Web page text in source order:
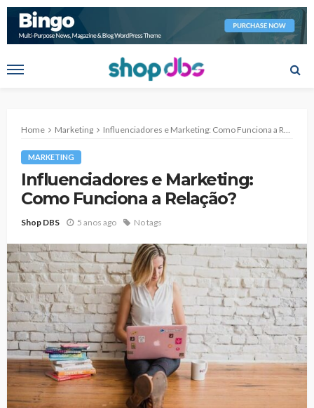
Home Marketing Influenciadores e Marketing: Como Funciona a Relação?
MARKETING
Influenciadores e Marketing:
Como Funciona a Relação?
Shop DBS 5 anos ago No tags